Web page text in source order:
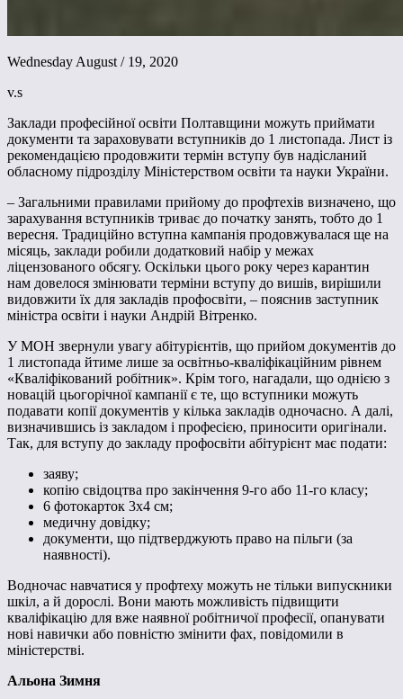
Wednesday August / 19, 2020
v.s
Заклади професійної освіти Полтавщини можуть приймати
документи та зараховувати вступників до 1 листопада. Лист із
рекомендацією продовжити термін вступу був надісланий
обласному підрозділу Міністерством освіти та науки України.
– Загальними правилами прийому до профтехів визначено, що
зарахування вступників триває до початку занять, тобто до 1
вересня. Традиційно вступна кампанія продовжувалася ще на
місяць, заклади робили додатковий набір у межах
ліцензованого обсягу. Оскільки цього року через карантин
нам довелося змінювати терміни вступу до вишів, вирішили
видовжити їх для закладів профосвіти, – пояснив заступник
міністра освіти і науки Андрій Вітренко.
У МОН звернули увагу абітурієнтів, що прийом документів до
1 листопада йтиме лише за освітньо-кваліфікаційним рівнем
«Кваліфікований робітник». Крім того, нагадали, що однією з
новацій цьогорічної кампанії є те, що вступники можуть
подавати копії документів у кілька закладів одночасно. А далі,
визначившись із закладом і професією, приносити оригінали.
Так, для вступу до закладу профосвіти абітурієнт має подати:
заяву;
копію свідоцтва про закінчення 9-го або 11-го класу;
6 фотокарток 3х4 см;
медичну довідку;
документи, що підтверджують право на пільги (за
наявності).
Водночас навчатися у профтеху можуть не тільки випускники
шкіл, а й дорослі. Вони мають можливість підвищити
кваліфікацію для вже наявної робітничої професії, опанувати
нові навички або повністю змінити фах, повідомили в
міністерстві.
Альона Зимня